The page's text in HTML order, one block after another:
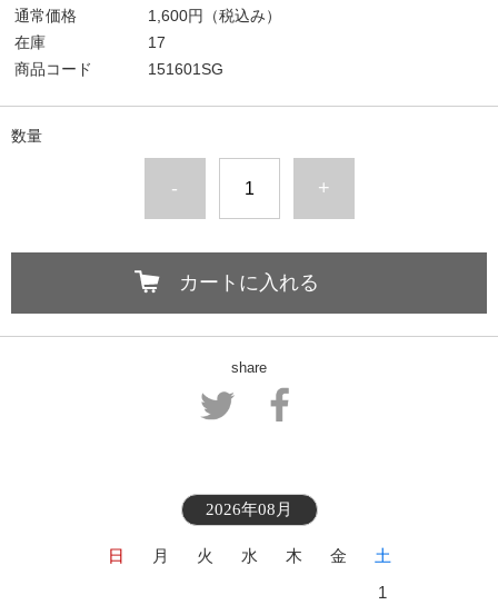
通常価格
1,600円
（税込み）
在庫
17
商品コード
151601SG
数量
- +
カートに入れる
share
2026年08月
日 月 火 水 木 金
土
1